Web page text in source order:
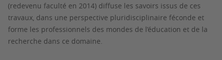
(redevenu faculté en 2014) diffuse les savoirs issus de ces
travaux, dans une perspective pluridisciplinaire féconde et
forme les professionnels des mondes de l’éducation et de la
recherche dans ce domaine.